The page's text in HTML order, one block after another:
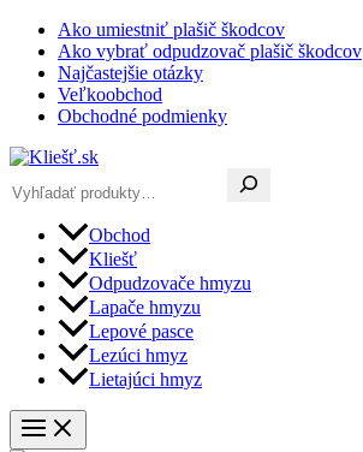
Preskočiť
obsah
Ako umiestniť plašič škodcov
Ako vybrať odpudzovač plašič škodcov
Najčastejšie otázky
Veľkoobchod
Obchodné podmienky
Obchod
Kliešť
Odpudzovače hmyzu
Lapače hmyzu
Lepové pasce
Lezúci hmyz
Lietajúci hmyz